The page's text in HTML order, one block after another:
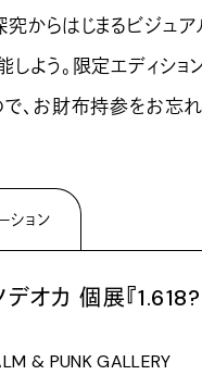
究からはじまるビジュ
よう。限定エディシ
、お財布持参をお忘れ
ション
デオカ 個展『1.618?
& PUNK GALLERY